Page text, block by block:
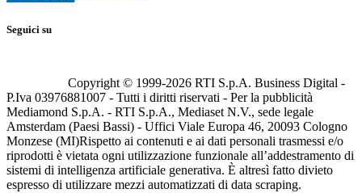
Seguici su
Copyright © 1999-2026 RTI S.p.A. Business Digital -
P.Iva 03976881007 - Tutti i diritti riservati - Per la pubblicità
Mediamond S.p.A. - RTI S.p.A., Mediaset N.V., sede legale
Amsterdam (Paesi Bassi) - Uffici Viale Europa 46, 20093 Cologno
Monzese (MI)Rispetto ai contenuti e ai dati personali trasmessi e/o
riprodotti è vietata ogni utilizzazione funzionale all’addestramento di
sistemi di intelligenza artificiale generativa. È altresì fatto divieto
espresso di utilizzare mezzi automatizzati di data scraping.